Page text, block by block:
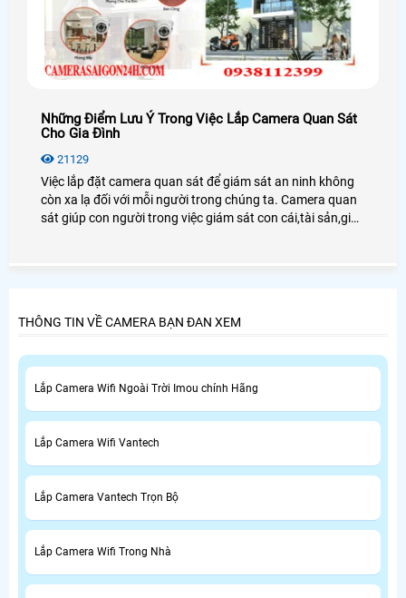
Những Điểm Lưu Ý Trong Việc Lắp Camera Quan Sát
Cho Gia Đình
21129
Việc lắp đặt camera quan sát để giám sát an ninh không
còn xa lạ đối với mỗi người trong chúng ta. Camera quan
sát giúp con người trong việc giám sát con cái,tài sản,giúp
THÔNG TIN VỀ CAMERA BẠN ĐAN XEM
Lắp Camera Wifi Ngoài Trời Imou chính Hãng
Lắp Camera Wifi Vantech
Lắp Camera Vantech Trọn Bộ
Lắp Camera Wifi Trong Nhà